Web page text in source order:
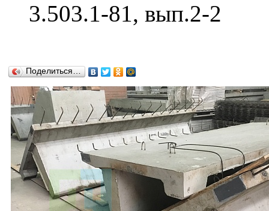
3.503.1-81, вып.2-2
Поделиться…